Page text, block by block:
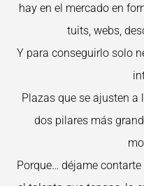
hay en el mercado en
tuits, webs,
Y para conseguirlo solo
Plazas que se ajusten a
dos pilares más
Porque… déjame